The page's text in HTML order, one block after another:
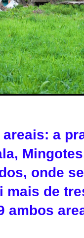
a
onde
mais de
ambos